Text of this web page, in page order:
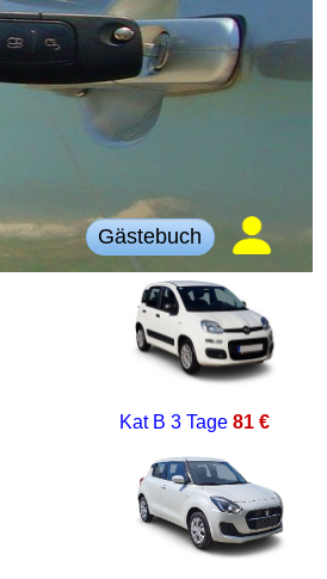
Gästebuch
Kat B 3 Tage 81 €